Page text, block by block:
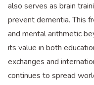
also serves as brain
prevent dementia. This
and mental arithmetic
its value in both
exchanges and
continues to spread